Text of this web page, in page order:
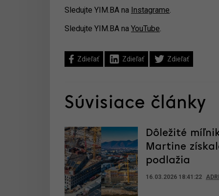
Sledujte YIM.BA na Instagrame.
Sledujte YIM.BA na YouTube.
Zdieľať Zdieľať Zdieľať
Súvisiace články
Dôležité
Martine
podlažia
16.03.2026 18:41:22